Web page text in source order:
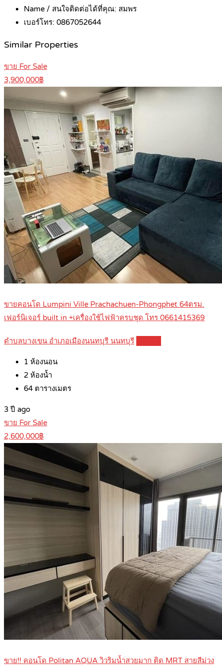
Name / สนใจติดต่อได้ที่คุณ: สมพร
เบอร์โทร: 0867052644
Similar Properties
ขาย For Sale
3,900,000฿
ขายคอนโด Lumpini Ville Prachachuen-Phongphet 64ตรม.
เฟอร์นิเจอร์ built in +เครื่องใช้ไฟฟ้าครบชุด โทร 0661415369
ตำบลบางเขน อำเภอเมืองนนทบุรี นนทบุรี
1 ห้องนอน
2 ห้องน้ำ
64 ตารางเมตร
3 ปี ago
ขาย For Sale
2,600,000฿
ขาย!! คอนโด Politan AQUA วิวริมน้ำสวยมาก ติด MRT สายสีม่วง